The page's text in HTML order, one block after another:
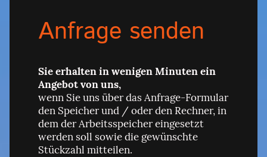
Anfrage senden
Sie erhalten in wenigen Minuten ein
Angebot von uns,
wenn Sie uns über das Anfrage-Formular
den Speicher und / oder den Rechner, in
dem der Arbeitsspeicher eingesetzt
werden soll sowie die gewünschte
Stückzahl mitteilen.